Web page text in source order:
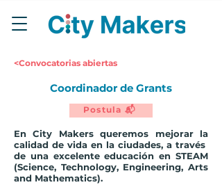
<Convocatorias abiertas
Coordinador de Grants
Postula 📬
En City Makers queremos mejorar la
calidad de vida en la ciudades, a través
de una excelente educación en STEAM
(Science, Technology, Engineering, Arts
and Mathematics).